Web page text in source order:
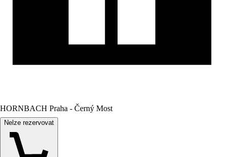
HORNBACH Praha - Černý Most
Nelze rezervovat